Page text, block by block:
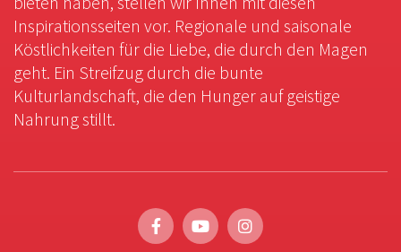
Inspirationsseiten vor. Regionale und saisonale
Köstlichkeiten für die Liebe, die durch den Magen
geht. Ein Streifzug durch die bunte
Kulturlandschaft, die den Hunger auf geistige
Nahrung stillt.